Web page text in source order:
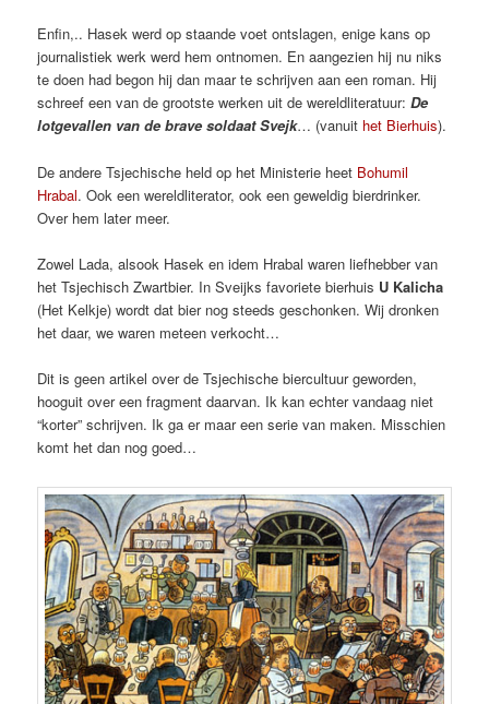
Enfin,.. Hasek werd op staande voet ontslagen, enige kans op
journalistiek werk werd hem ontnomen. En aangezien hij nu niks
te doen had begon hij dan maar te schrijven aan een roman. Hij
schreef een van de grootste werken uit de wereldliteratuur: De
lotgevallen van de brave soldaat Svejk… (vanuit het Bierhuis).
De andere Tsjechische held op het Ministerie heet Bohumil
Hrabal. Ook een wereldliterator, ook een geweldig bierdrinker.
Over hem later meer.
Zowel Lada, alsook Hasek en idem Hrabal waren liefhebber van
het Tsjechisch Zwartbier. In Sveijks favoriete bierhuis U Kalicha
(Het Kelkje) wordt dat bier nog steeds geschonken. Wij dronken
het daar, we waren meteen verkocht…
Dit is geen artikel over de Tsjechische biercultuur geworden,
hooguit over een fragment daarvan. Ik kan echter vandaag niet
“korter” schrijven. Ik ga er maar een serie van maken. Misschien
komt het dan nog goed…